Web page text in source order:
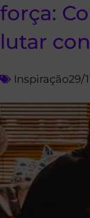
força:
lutar
Inspiração29/